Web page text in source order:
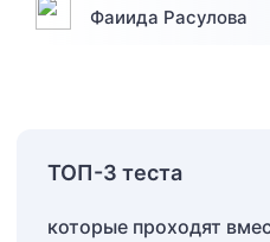
Фаиида Расулова
ТОП-3 теста
которые проходят